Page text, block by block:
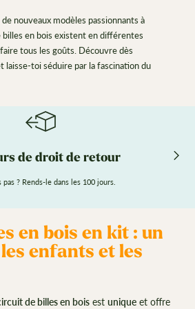
nouveaux modèles passionnants à
en bois existent en différentes
tous les goûts. Découvre dès
laisse-toi séduire par la fascination du
de droit de retour
pas ? Rends-le dans les 100 jours.
en bois en kit : un
enfants et les
de billes en bois est unique et offre